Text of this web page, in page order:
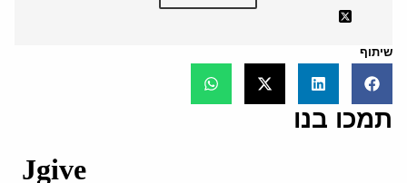
שיתוף
תמכו בנו